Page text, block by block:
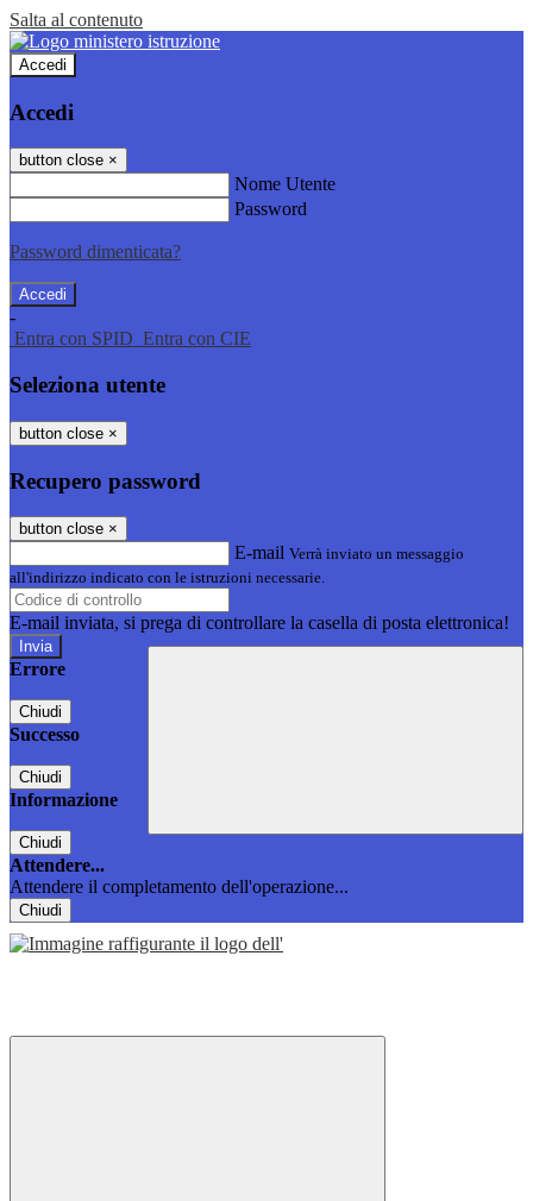
Salta al contenuto
Accedi
Accedi
button close ×
Nome Utente
Password
Password dimenticata?
-
Entra con SPID Entra con CIE
Seleziona utente
button close ×
Recupero password
button close ×
E-mail Verrà inviato un messaggio
all'indirizzo indicato con le istruzioni necessarie.
E-mail inviata, si prega di controllare la casella di posta elettronica!
Errore
Chiudi
Successo
Chiudi
Informazione
Chiudi
Attendere...
Attendere il completamento dell'operazione...
Chiudi